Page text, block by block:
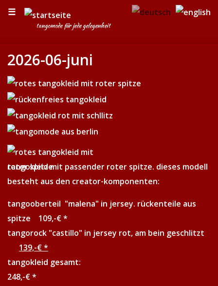
☰
tangomode für jede gelegenheit
2026-06-juni
tangokleid mit passender roter spitze. dieses modell
besteht aus den creator-komponenten:
tangooberteil "malena" in jersey. rückenteile aus
spitze 109,-€ *
tangorock "castillo" in jersey rot, am bein geschlitzt
139,-€ *
tangokleid gesamt:
248,-€ *